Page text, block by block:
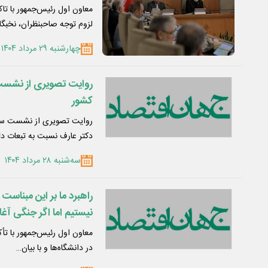
می‌شود / نخبگان و
بیشتری داشته باشند/
معاون اول رئیس‌جمهور با
لزوم توجه صاحبنظران،
چهارشنبه ۲۹ مرداد ۱۴۰۴
روایت تصویری از
کشور
دکتر عارف نسبت به تبعات
سه‌شنبه ۲۸ مرداد ۱۴۰۴
راهبرد ما بر این
نیستیم اما اگر جنگی
کنیم/ مردم استحقاق
هیچ نهاد امنیتی در هیچ
معاون اول رئیس‌جمهور با
در دانشگاه‌ها و با بیان…